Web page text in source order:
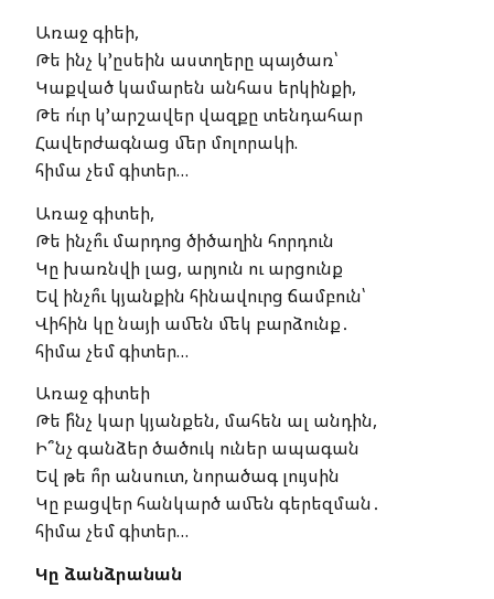
Առաջ գիեի,
Թե ինչ կ’ըսեին աստղերը պայծառ՝
Կաքված կամարեն անհաս երկինքի,
Թե ո՛ւր կ’արշավեր վազքը տենդահար
Հավերժագնաց մեր մոլորակի.
հիմա չեմ գիտեր…
Առաջ գիտեի,
Թե ինչո՞ւ մարդոց ծիծաղին հորդուն
Կը խառնվի լաց, արյուն ու արցունք
Եվ ինչո՞ւ կյանքին հինավուրց ճամբուն՝
Վիհին կը նայի ամեն մեկ բարձունք․
հիմա չեմ գիտեր…
Առաջ գիտեի
Թե ի՞նչ կար կյանքեն, մահեն ալ անդին,
Ի՞նչ գանձեր ծածուկ ուներ ապագան
Եվ թե ո՞ր անսուտ, նորածագ լույսին
Կը բացվեր հանկարծ ամեն գերեզման․
հիմա չեմ գիտեր…
Կը ձանձրանան